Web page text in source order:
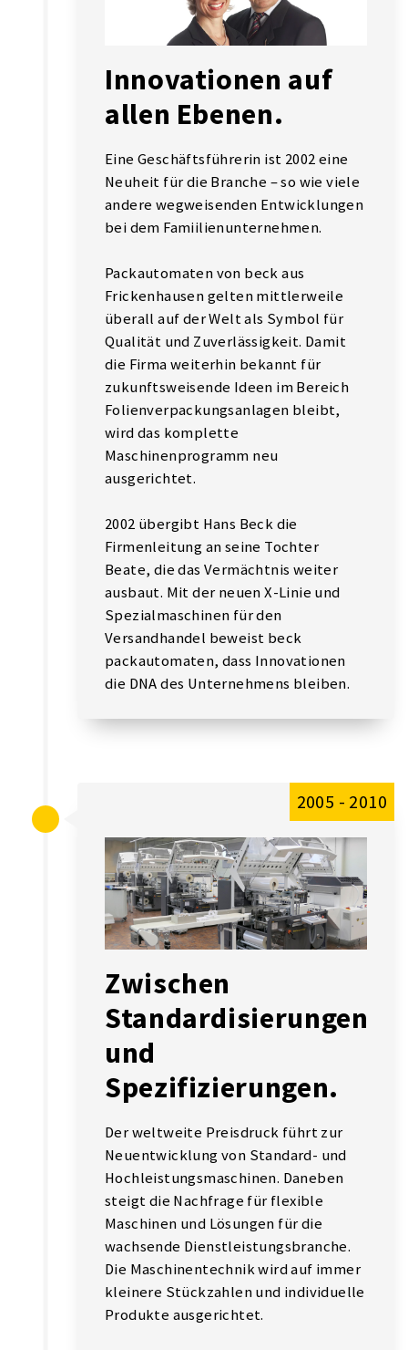
Innovationen auf
allen Ebenen.
Eine Geschäftsführerin ist 2002 eine
Neuheit für die Branche – so wie viele
andere wegweisenden Entwicklungen
bei dem Famiilienunternehmen.
Packautomaten von beck aus
Frickenhausen gelten mittlerweile
überall auf der Welt als Symbol für
Qualität und Zuverlässigkeit. Damit
die Firma weiterhin bekannt für
zukunftsweisende Ideen im Bereich
Folienverpackungsanlagen bleibt,
wird das komplette
Maschinenprogramm neu
ausgerichtet.
2002 übergibt Hans Beck die
Firmenleitung an seine Tochter
Beate, die das Vermächtnis weiter
ausbaut. Mit der neuen X-Linie und
Spezialmaschinen für den
Versandhandel beweist beck
packautomaten, dass Innovationen
die DNA des Unternehmens bleiben.
2005 - 2010
Zwischen
Standardisierungen
und
Spezifizierungen.
Der weltweite Preisdruck führt zur
Neuentwicklung von Standard- und
Hochleistungsmaschinen. Daneben
steigt die Nachfrage für flexible
Maschinen und Lösungen für die
wachsende Dienstleistungsbranche.
Die Maschinentechnik wird auf immer
kleinere Stückzahlen und individuelle
Produkte ausgerichtet.